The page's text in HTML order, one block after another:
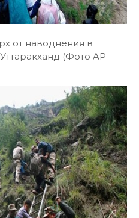
от наводнения в
(Фото AP